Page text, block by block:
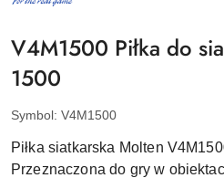
MOLTEN
V4M1500 Piłka do
1500
Symbol: V4M1500
Piłka siatkarska Molten
Przeznaczona do gry w